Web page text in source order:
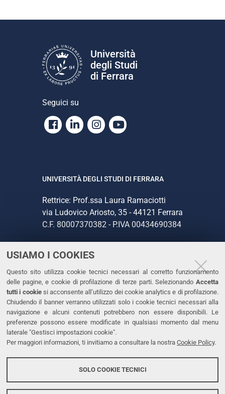
USIAMO I COOKIES
Questo sito utilizza cookie tecnici necessari al corretto funzionamento
delle pagine, e cookie di profilazione di terze parti. Selezionando Accetta
tutti i cookiesi acconsente all’utilizzo dei cookie analytics e di profilazione.
Chiudendo il banner verranno utilizzati solo i cookie tecnici necessari alla
navigazione e alcuni contenuti potrebbero non essere disponibili. Le
preferenze possono essere modificate in qualsiasi momento dal menu
laterale "Gestisci impostazioni cookie".
Per maggiori informazioni, ti invitiamo a consultare la nostra Cookie Policy.
SOLO COOKIE TECNICI
Università
degli Studi
di Ferrara
Seguici su
Facebook
LinkedinInstagram
Youtube
UNIVERSITÀ DEGLI STUDI DI FERRARA
Rettrice: Prof.ssa Laura Ramaciotti
via Ludovico Ariosto, 35 - 44121 Ferrara
C.F. 80007370382 - P.IVA 00434690384
CONTATTI
Tel. +39 0532 293111
Fax. +39 0532 293031
PEC
LINKS
Dichiarazione di accessibilità
Protezione dati personali